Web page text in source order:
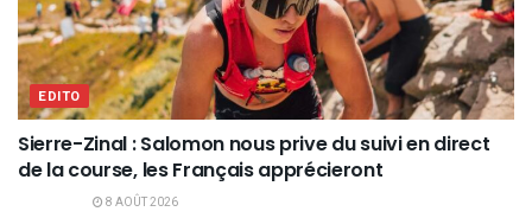
EDITO
Sierre-Zinal : Salomon nous prive du suivi en direct
de la course, les Français apprécieront
8 AOÛT 2026